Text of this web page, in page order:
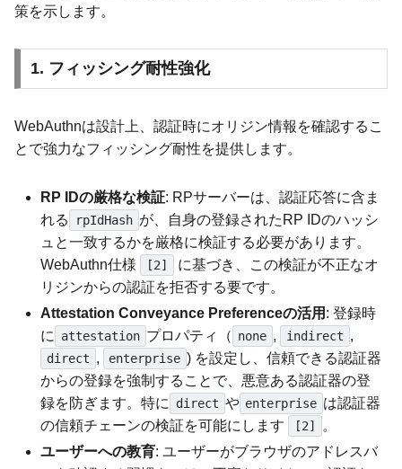
策を示します。
1. フィッシング耐性強化
WebAuthnは設計上、認証時にオリジン情報を確認するこ
とで強力なフィッシング耐性を提供します。
RP IDの厳格な検証: RPサーバーは、認証応答に含ま
れる
rpIdHash が、自身の登録されたRP IDのハッシ
ュと一致するかを厳格に検証する必要があります。
WebAuthn仕様
[2]
に基づき、この検証が不正なオ
リジンからの認証を拒否する要です。
Attestation Conveyance Preferenceの活用 : 登録時
に
attestation プロパティ（ none , indirect ,
direct , enterprise ) を設定し、信頼できる認証器
からの登録を強制することで、悪意ある認証器の登
録を防ぎます。特に
direct や enterprise は認証器
の信頼チェーンの検証を可能にします
[2]
。
ユーザーへの教育: ユーザーがブラウザのアドレスバ